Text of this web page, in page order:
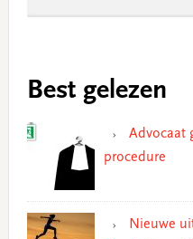
Best gelezen
Advocaat
procedure
Nieuwe